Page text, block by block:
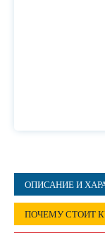
ОПИСАНИЕ И
ПОЧЕМУ СТОИТ